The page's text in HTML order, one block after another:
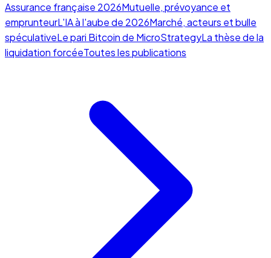
Assurance française 2026Mutuelle, prévoyance et
emprunteurL'IA à l'aube de 2026Marché, acteurs et bulle
spéculativeLe pari Bitcoin de MicroStrategyLa thèse de la
liquidation forcéeToutes les publications